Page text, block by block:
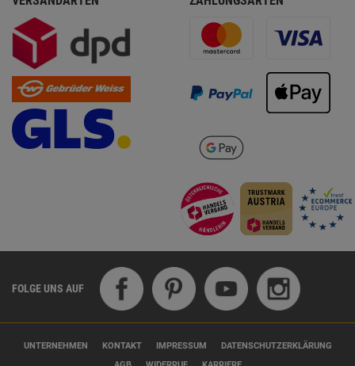
FOLGE UNS AUF
UNTERNEHMEN KONTAKT IMPRESSUM
DATENSCHUTZERKLÄRUNG